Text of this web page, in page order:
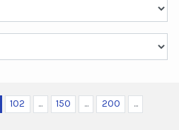
102 ... 150 ... 200
...